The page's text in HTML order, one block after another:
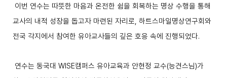
이번 연수는 따뜻한 마음과 온전한 쉼을 회복하는 명상 수행을 통해
교사의 내적 성장을 돕고자 마련된 자리로, 하트스마일명상연구회와
전국 각지에서 참여한 유아교사들의 깊은 호응 속에 진행되었다.
연수는 동국대 WISE캠퍼스 유아교육과 안현정 교수(능견스님)가